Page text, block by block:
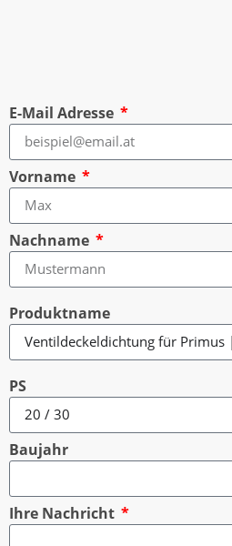
E-Mail Adresse
Vorname
Nachname
Produktname
PS
Baujahr
Ihre Nachricht